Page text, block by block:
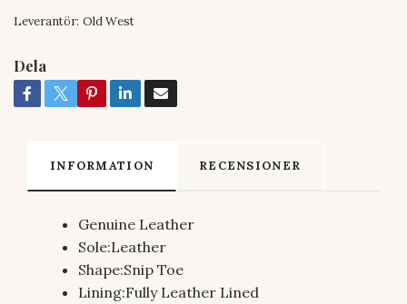
Leverantör: Old West
Dela
INFORMATION RECENSIONER
Genuine Leather
Sole:Leather
Shape:Snip Toe
Lining:Fully Leather Lined